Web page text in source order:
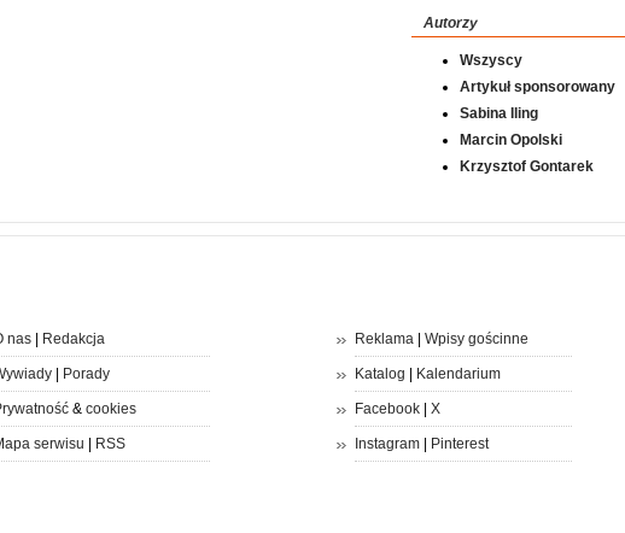
Autorzy
Wszyscy
Artykuł sponsorowany
Sabina Iling
Marcin Opolski
Krzysztof Gontarek
nas| Redakcja
| Porady
& cookies
serwisu RSS
Reklama| Wpisy gościnne
Katalog Kalendarium
Facebook| X
Instagram| Pinterest